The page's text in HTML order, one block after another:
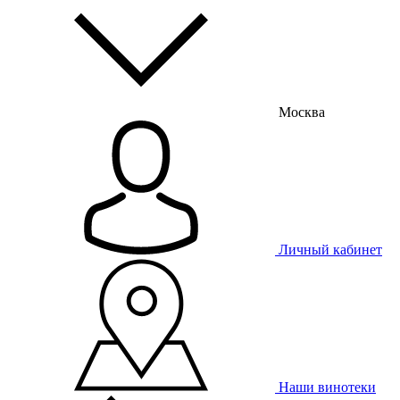
Москва
Личный кабинет
Наши винотеки